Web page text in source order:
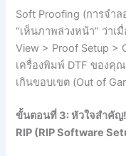
Soft Proofing (การจำ
“เห็นภาพล่วงหน้า” ว่า
View > Proof Setup >
เครื่องพิมพ์ DTF ของ
เกินขอบเขต (Out of
ขั้นตอนที่ 3: หัวใจสำคัญ
RIP (RIP Software